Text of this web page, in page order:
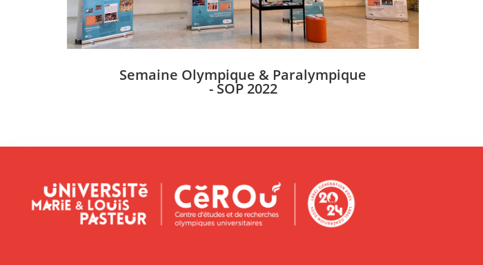
Semaine Olympique & Paralympique
- SOP 2022